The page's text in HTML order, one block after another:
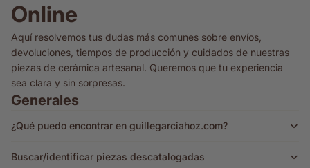
Online
Aquí resolvemos tus dudas más comunes sobre envíos,
devoluciones, tiempos de producción y cuidados de nuestras
piezas de cerámica artesanal. Queremos que tu experiencia
sea clara y sin sorpresas.
Generales
¿Qué puedo encontrar en guillegarciahoz.com?
Buscar/identificar piezas descatalogadas